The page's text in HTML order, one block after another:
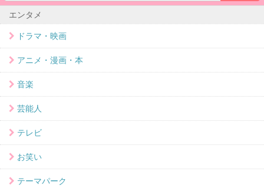
エンタメ
ドラマ・映画
アニメ・漫画・本
音楽
芸能人
テレビ
お笑い
テーマパーク